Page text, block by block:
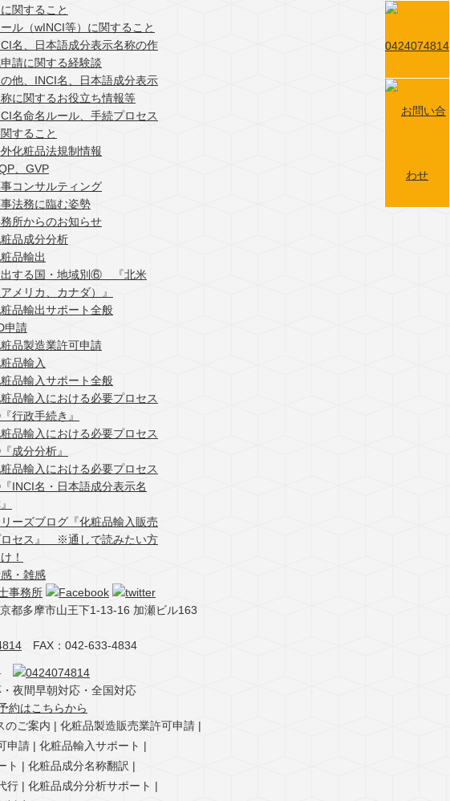
関すること
ル（wINCI等）に関すること
名、日本語成分表示名称の作
請に関する経験談
他、INCI名、日本語成分表示
に関するお役立ち情報等
名命名ルール、手続プロセス
すること
化粧品法規制情報
、GVP
コンサルティング
法務に臨む姿勢
所からのお知らせ
品成分分析
品輸出
する国・地域別⑥ 『北米
アメリカ、カナダ）』
品輸出サポート全般
申請
品製造業許可申請
品輸入
品輸入サポート全般
品輸入における必要プロセス
行政手続き』
品輸入における必要プロセス
成分分析』
品輸入における必要プロセス
INCI名・日本語成分表示名
ーズブログ『化粧品輸入販売
ロセス』 ※通しで読みたい方
！
・雑感
都多摩市山王下1-13-16 加瀬ビル163
FAX：042-633-4834
のご案内
化粧品製造販売業許可申請
申請
化粧品輸入サポート
ト
化粧品成分名称翻訳
行
化粧品成分分析サポート